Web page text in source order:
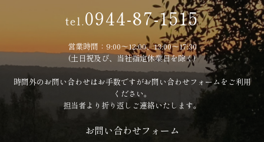
tel.0944-87-1515
営業時間：9:00〜12:00、13:00〜17:30
(土日祝及び、当社指定休業日を除く)
時間外のお問い合わせはお手数ですがお問い合わせフォームをご利用
ください。
担当者より折り返しご連絡いたします。
お問い合わせフォーム